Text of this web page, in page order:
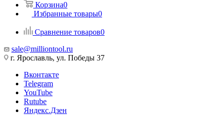
Корзина0
Избранные товары0
Сравнение товаров0
sale@milliontool.ru
г. Ярославль, ул. Победы 37
Вконтакте
Telegram
YouTube
Rutube
Яндекс.Дзен